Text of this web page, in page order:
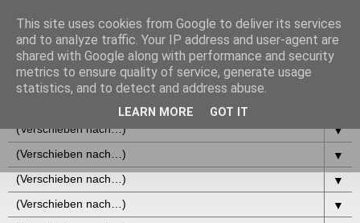
▼
▼
▼
▼
This site uses cookies from Google to deliver its services
and to analyze traffic. Your IP address and user-agent are
shared with Google along with performance and security
metrics to ensure quality of service, generate usage
statistics, and to detect and address abuse.
LEARN MORE GOT IT